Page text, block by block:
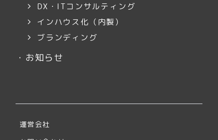
DX・ITコンサルティング
インハウス化（内製）
ブランディング
・ お知らせ
運営会社